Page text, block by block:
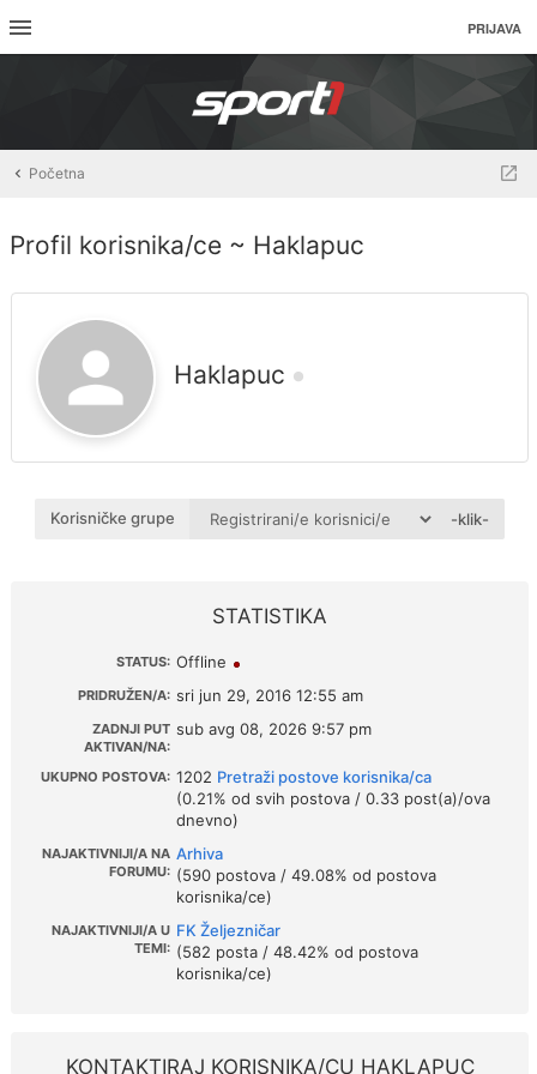
PRIJAVA
Početna
Profil korisnika/ce ~ Haklapuc
Haklapuc
Korisničke grupe -klik-
STATISTIKA
STATUS: Offline
PRIDRUŽEN/A: sri jun 29, 2016 12:55 am
ZADNJI PUT
AKTIVAN/NA:
sub avg 08, 2026 9:57 pm
UKUPNO POSTOVA: 1202 Pretraži postove korisnika/ca
(0.21% od svih postova / 0.33 post(a)/ova
dnevno)
NAJAKTIVNIJI/A NA
FORUMU:
Arhiva
(590 postova / 49.08% od postova
korisnika/ce)
NAJAKTIVNIJI/A U
TEMI:
FK Željezničar
(582 posta / 48.42% od postova
korisnika/ce)
KONTAKTIRAJ KORISNIKA/CU HAKLAPUC